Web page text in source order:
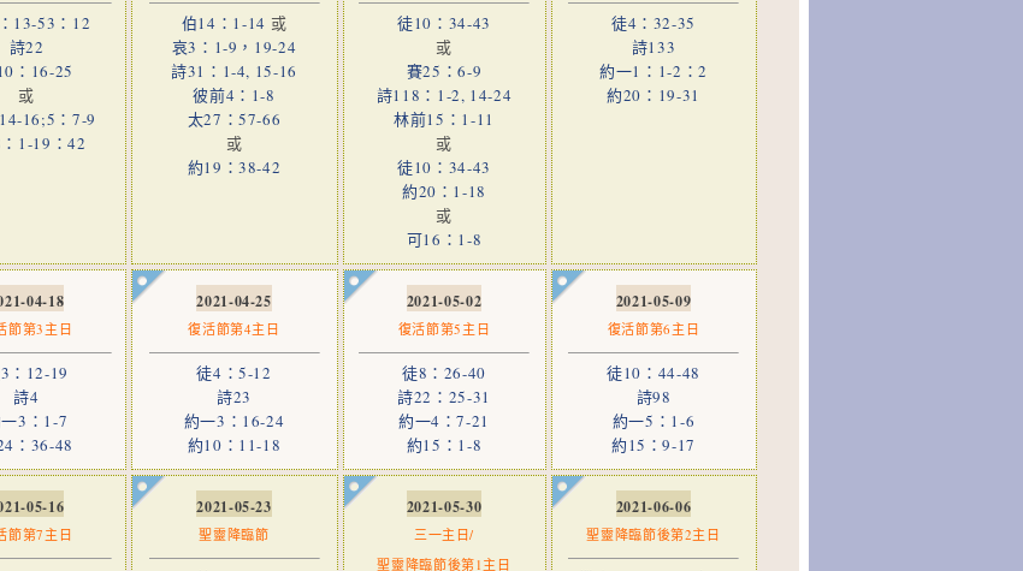
13-53：12
詩22
：16-25
或
16;5：7-9
1-19：42
伯14：1-14 或
哀3：1-9，19-24
詩31：1-4, 15-16
彼前4：1-8
太27：57-66
或
約19：38-42
徒10：34-43
或
賽25：6-9
詩118：1-2, 14-24
林前15：1-11
或
徒10：34-43
約20：1-18
或
可16：1-8
徒4：32-35
詩133
約一1：1-2：2
約20：19-31
04-18
節第3主日
：12-19
詩4
3：1-7
：36-48
2021-04-25
復活節第4主日
徒4：5-12
詩23
約一3：16-24
約10：11-18
2021-05-02
復活節第5主日
徒8：26-40
詩22：25-31
約一4：7-21
約15：1-8
2021-05-09
復活節第6主日
徒10：44-48
詩98
約一5：1-6
約15：9-17
05-16
節第7主日
2021-05-23
聖靈降臨節
2021-05-30
三一主日/
聖靈降臨節後第1主日
2021-06-06
聖靈降臨節後第2主日